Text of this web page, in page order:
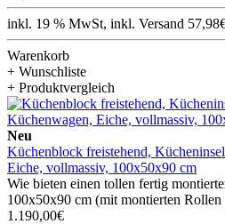
inkl. 19 % MwSt, inkl. Versand
Warenkorb
+ Wunschliste
+ Produktvergleich
Neu
Küchenblock freistehend,
Eiche, vollmassiv, 100x50x90 cm
Wie bieten einen tollen fertig
100x50x90 cm (mit montierten Rollen
1.190,00€